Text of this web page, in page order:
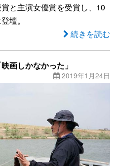
と主演女優賞を受賞し、10
壇。
続きを読む
画しかなかった」
2019年1月24日